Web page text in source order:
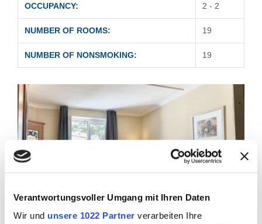
Verantwortungsvoller Umgang mit Ihren Daten
Wir und unsere 1022 Partner verarbeiten Ihre
OCCUPANCY: 2 - 2
NUMBER OF ROOMS: 19
NUMBER OF NONSMOKING: 19
Next